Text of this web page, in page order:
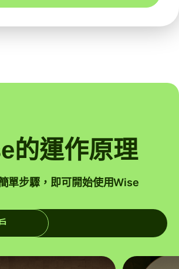
的運作原理
單步驟，即可開始使用Wise